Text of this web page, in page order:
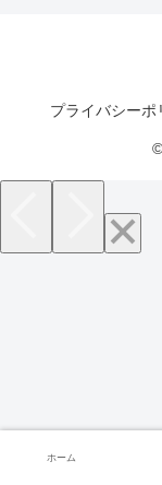
プライバシーポ
ホーム